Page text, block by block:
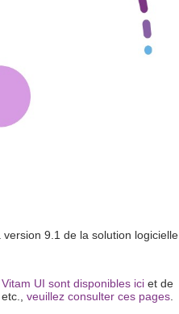
9.1 de la solution logicielle.
UI sont disponibles ici et de
veuillez consulter ces pages